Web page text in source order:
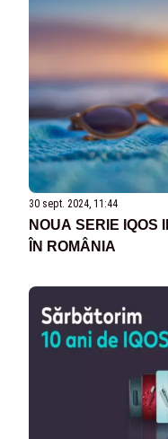
30 sept. 2024, 11:44
NOUA SERIE IQOS
ÎN ROMÂNIA